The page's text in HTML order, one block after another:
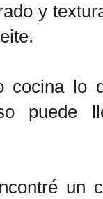
y
cocina lo
puede
un